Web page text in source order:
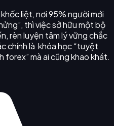
liệt, nơi 95% người mới
thì việc sở hữu một bộ
rèn luyện tâm lý vững chắc
chính là khóa học “tuyệt
mà ai cũng khao khát.